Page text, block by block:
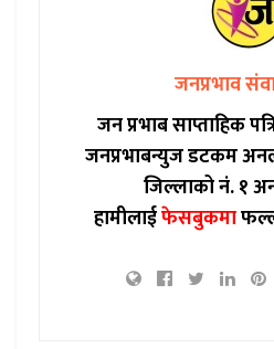
जनप्रभाव
जन प्रभाब साप्ताहिक
जनप्रभाबन्युज डटकम
जिल्लाको नं. १
हामीलाईफेसबुकमा